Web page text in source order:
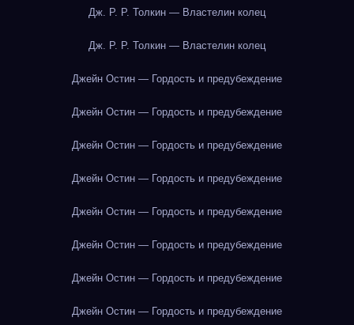
Дж. Р. Р. Толкин — Властелин колец
Дж. Р. Р. Толкин — Властелин колец
Джейн Остин — Гордость и предубеждение
Джейн Остин — Гордость и предубеждение
Джейн Остин — Гордость и предубеждение
Джейн Остин — Гордость и предубеждение
Джейн Остин — Гордость и предубеждение
Джейн Остин — Гордость и предубеждение
Джейн Остин — Гордость и предубеждение
Джейн Остин — Гордость и предубеждение